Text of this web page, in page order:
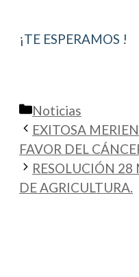
¡TE ESPERAMOS !
Categorías
Noticias
EXITOSA
FAVOR DEL
RESOLUCIÓN 28
DE AGRICULTURA.